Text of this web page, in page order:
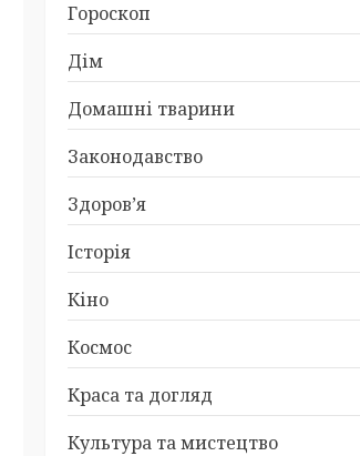
Гороскоп
Дім
Домашні тварини
Законодавство
Здоров’я
Історія
Кіно
Космос
Краса та догляд
Культура та мистецтво